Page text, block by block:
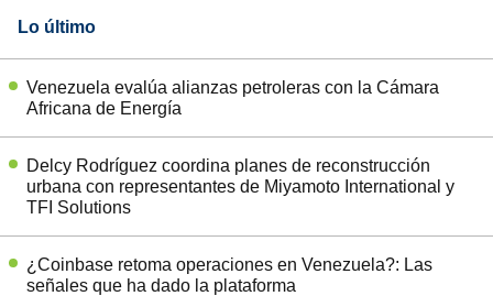
Lo último
Venezuela evalúa alianzas petroleras con la Cámara
Africana de Energía
Delcy Rodríguez coordina planes de reconstrucción
urbana con representantes de Miyamoto International y
TFI Solutions
¿Coinbase retoma operaciones en Venezuela?: Las
señales que ha dado la plataforma